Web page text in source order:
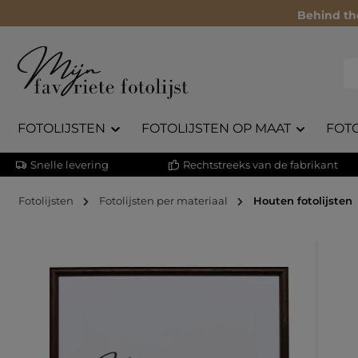
Behind
FOTOLIJSTEN FOTOLIJSTEN OP MAAT
Snelle levering Rechtstreeks van de fabrikant
Fotolijsten Fotolijsten per materiaal Houten fotolijsten